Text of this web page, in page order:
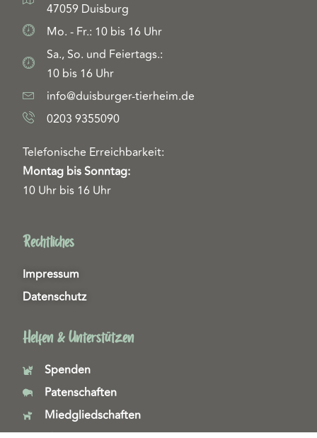
47059 Duisburg
Mo. - Fr.: 10 bis 16 Uhr
Sa., So. und Feiertags.:
10 bis 16 Uhr
info@duisburger-tierheim.de
0203 9355090
Telefonische Erreichbarkeit:
Montag bis Sonntag:
10 Uhr bis 16 Uhr
Rechtliches
Impressum
Datenschutz
Helfen & Unterstützen
Spenden
Patenschaften
Miedgliedschaften